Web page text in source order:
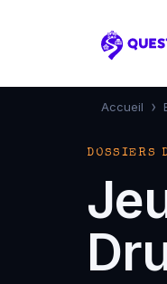
Questo
Accueil ›
DOSSIERS